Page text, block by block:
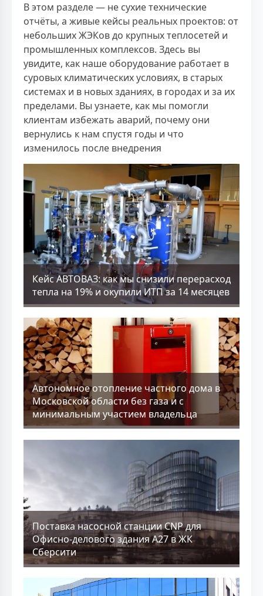
В этом разделе — не сухие технические
отчёты, а живые кейсы реальных проектов: от
небольших ЖЭКов до крупных теплосетей и
промышленных комплексов. Здесь вы
увидите, как наше оборудование работает в
суровых климатических условиях, в старых
системах и в новых зданиях, в городах и за их
пределами. Вы узнаете, как мы помогли
клиентам избежать аварий, почему они
вернулись к нам спустя годы и что
изменилось после внедрения
Кейс АВТОВАЗ: как мы снизили перерасход
тепла на 19% и окупили ИТП за 14 месяцев
Aвтономное отопление частного дома в
Московской области без газа и с
минимальным участием владельца
Поставка насосной станции CNP для
Офисно-делового здания А27 в ЖК
Сберсити